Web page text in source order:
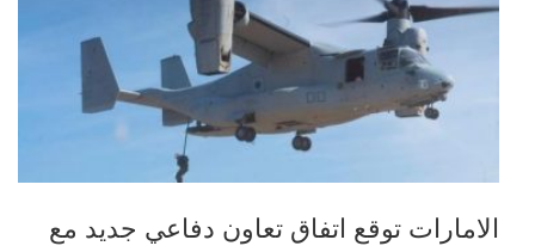
الامارات توقع اتفاق تعاون دفاعي جديد مع